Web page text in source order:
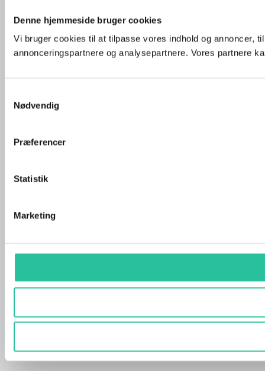
Denne hjemmeside bruger cookies
Vi bruger cookies til at tilpasse vores indhold og annoncer,
annonceringspartnere og analysepartnere. Vores partnere
Nødvendig
Præferencer
Statistik
Marketing